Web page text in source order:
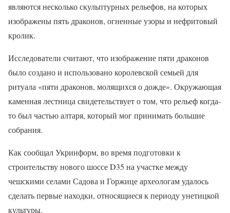
являются несколько скульптурных рельефов, на которых
изображены пять драконов, огненные узоры и нефритовый
кролик.
Исследователи считают, что изображение пяти драконов
было создано и использовано королевской семьей для
ритуала «пяти драконов, молящихся о дожде». Окружающая
каменная лестница свидетельствует о том, что рельеф когда-
то был частью алтаря, который мог принимать большие
собрания.
Как сообщал Укринформ, во время подготовки к
строительству нового шоссе D35 на участке между
чешскими селами Садова и Горжице археологам удалось
сделать первые находки, относящиеся к периоду унетицкой
культуры.